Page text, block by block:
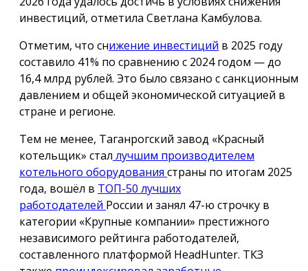
инвестиций, отметила Светлана Камбулова.
Отметим, что снижение инвестиций в 2025 году
составило 41% по сравнению с 2024 годом — до
16,4 млрд рублей. Это было связано с санкционным
давлением и общей экономической ситуацией в
стране и регионе.
Тем не менее, Таганрогский завод «Красный
котельщик» стал лучшим производителем
котельного оборудования страны по итогам 2025
года, вошёл в ТОП-50 лучших
работодателей России и занял 47-ю строчку в
категории «Крупные компании» престижного
независимого рейтинга работодателей,
составленного платформой HeadHunter. ТКЗ